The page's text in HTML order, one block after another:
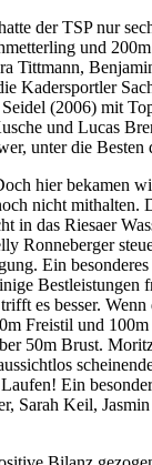
der TSP nur
und
Kadersportler
(2006) mit
und Lucas
unter die Besten
hier bekamen
nicht
in das Riesaer
Ronneberger
Ein
es besser.
Freistil und
50m Brust.
Ein
Sarah Keil,